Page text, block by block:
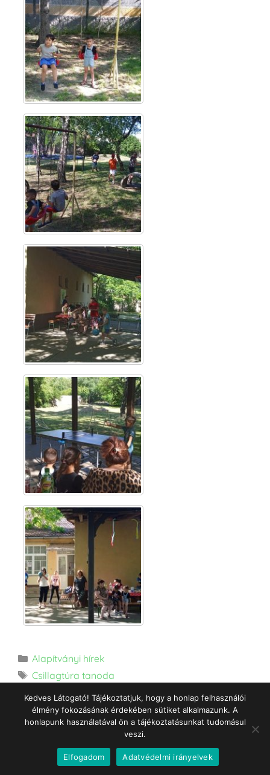
Alapítványi hírek
Csillagtúra tanoda
Tavaszi szüneti a
Csillagtúra Tanodában –
Kedves Látogató! Tájékoztatjuk, hogy a honlap felhasználói
élmény fokozásának érdekében sütiket alkalmazunk. A
honlapunk használatával ön a tájékoztatásunkat tudomásul
veszi.
Elfogadom Adatvédelmi irányelvek